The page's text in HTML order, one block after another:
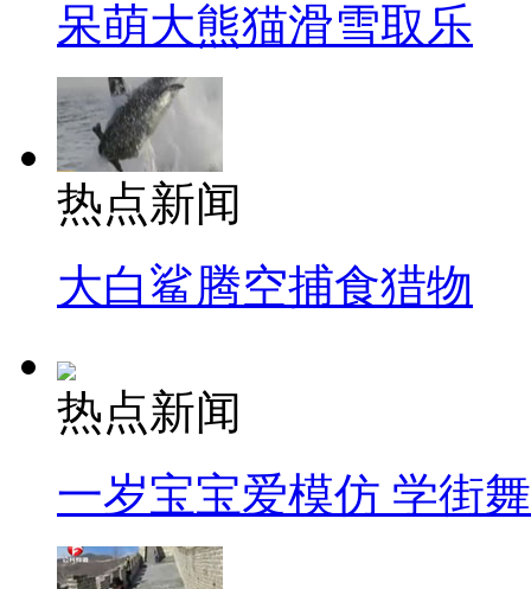
呆萌大熊猫滑雪取乐
热点新闻
大白鲨腾空捕食猎物
热点新闻
一岁宝宝爱模仿 学街